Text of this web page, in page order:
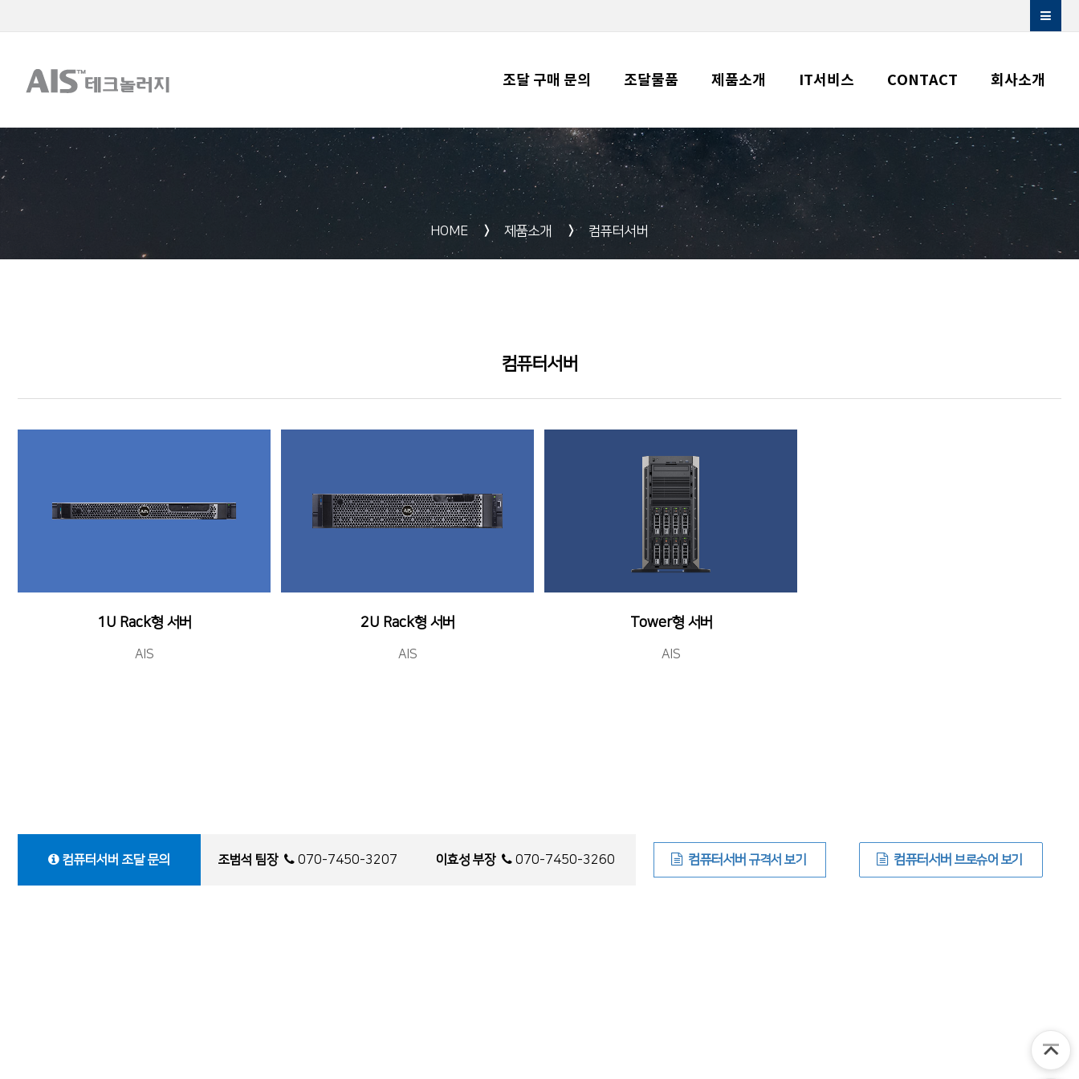
조달 구매 문의 조달물품 제품소개 IT서비스 CONTACT 회사소개
HOME 제품소개 컴퓨터서버
컴퓨터서버
1U Rack형 서버
AIS
2U Rack형 서버
AIS
Tower형 서버
AIS
컴퓨터서버 조달 문의 조범석 팀장 070-7450-3207 이효성 부장 070-7450-3260 컴퓨터서버 규격서 보기 컴퓨터서버 브로슈어 보기